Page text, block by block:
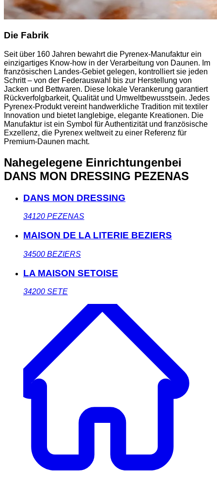
Die Fabrik
Seit über 160 Jahren bewahrt die Pyrenex-Manufaktur ein
einzigartiges Know-how in der Verarbeitung von Daunen. Im
französischen Landes-Gebiet gelegen, kontrolliert sie jeden
Schritt – von der Federauswahl bis zur Herstellung von
Jacken und Bettwaren. Diese lokale Verankerung garantiert
Rückverfolgbarkeit, Qualität und Umweltbewusstsein. Jedes
Pyrenex-Produkt vereint handwerkliche Tradition mit textiler
Innovation und bietet langlebige, elegante Kreationen. Die
Manufaktur ist ein Symbol für Authentizität und französische
Exzellenz, die Pyrenex weltweit zu einer Referenz für
Premium-Daunen macht.
Nahegelegene Einrichtungenbei
DANS MON DRESSING PEZENAS
DANS MON DRESSING
34120 PEZENAS
MAISON DE LA LITERIE BEZIERS
34500 BEZIERS
LA MAISON SETOISE
34200 SETE